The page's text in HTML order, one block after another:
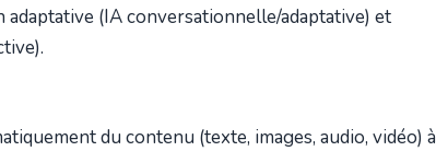
(IA conversationnelle/adaptative) et
du contenu (texte, images, audio, vidéo) à